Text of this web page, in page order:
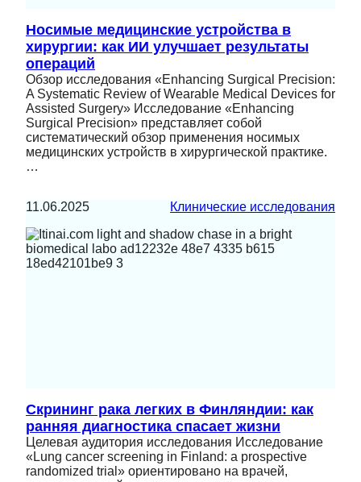
Носимые медицинские устройства в
хирургии: как ИИ улучшает результаты
операций
Обзор исследования «Enhancing Surgical Precision:
A Systematic Review of Wearable Medical Devices for
Assisted Surgery» Исследование «Enhancing
Surgical Precision» представляет собой
систематический обзор применения носимых
медицинских устройств в хирургической практике.
…
11.06.2025 Клинические исследования
Скрининг рака легких в Финляндии: как
ранняя диагностика спасает жизни
Целевая аудитория исследования Исследование
«Lung cancer screening in Finland: a prospective
randomized trial» ориентировано на врачей,